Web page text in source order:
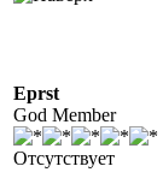
Eprst
God Member
Отсутствует